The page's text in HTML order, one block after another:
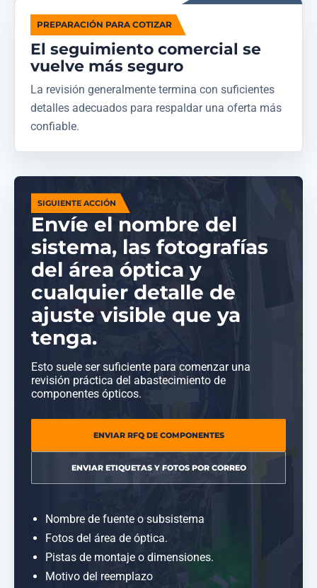
PREPARACIÓN PARA COTIZAR
El seguimiento comercial se
vuelve más seguro
La revisión generalmente termina con suficientes
detalles adecuados para respaldar una oferta más
confiable.
SIGUIENTE ACCIÓN
Envíe el nombre del
sistema, las fotografías
del área óptica y
cualquier detalle de
ajuste visible que ya
tenga.
Esto suele ser suficiente para comenzar una
revisión práctica del abastecimiento de
componentes ópticos.
ENVIAR RFQ DE COMPONENTES
ENVIAR ETIQUETAS Y FOTOS POR CORREO
Nombre de fuente o subsistema
Fotos del área de óptica.
Pistas de montaje o dimensiones.
Motivo del reemplazo